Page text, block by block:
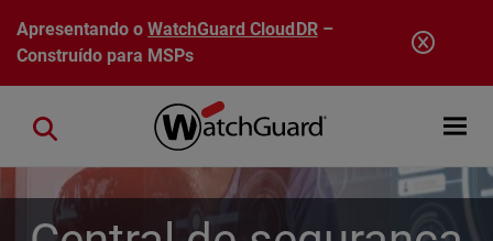
Pular para o conteúdo principal
Apresentando oWatchGuard CloudDR–
Construído para MSPs
Open
Close search